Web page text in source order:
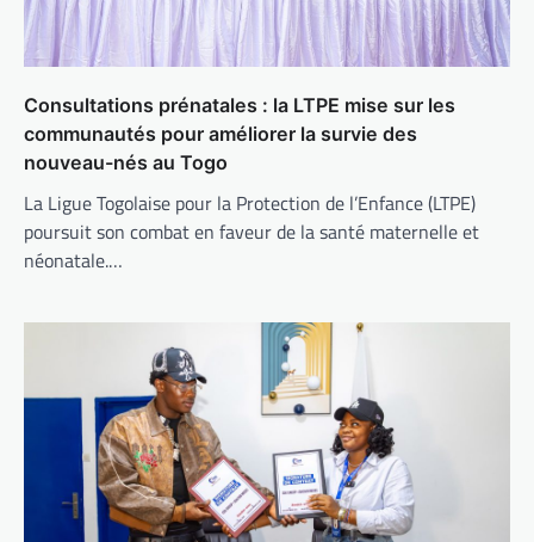
Consultations prénatales : la LTPE mise sur les
communautés pour améliorer la survie des
nouveau-nés au Togo
La Ligue Togolaise pour la Protection de l’Enfance (LTPE)
poursuit son combat en faveur de la santé maternelle et
néonatale.…